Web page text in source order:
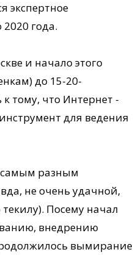
экспертное
года.
и начало этого
до 15-20-
тому, что Интернет -
для ведения
самым разным
не очень удачной,
Посему начал
внедрению
вымирание